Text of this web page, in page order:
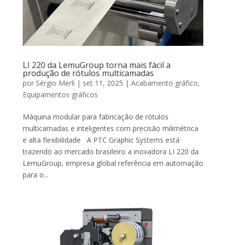
LI 220 da LemuGroup torna mais fácil a
produção de rótulos multicamadas
por Sérgio Merli | set 11, 2025 | Acabamento gráfico,
Equipamentos gráficos
Máquina modular para fabricação de rótulos
multicamadas e inteligentes com precisão milimétrica
e alta flexibilidade A PTC Graphic Systems está
trazendo ao mercado brasileiro a inovadora LI 220 da
LemuGroup, empresa global referência em automação
para o...